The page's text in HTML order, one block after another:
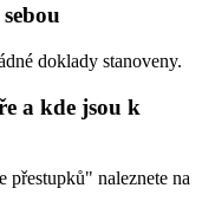
doklady stanoveny.
a kde jsou k
přestupků" naleznete na